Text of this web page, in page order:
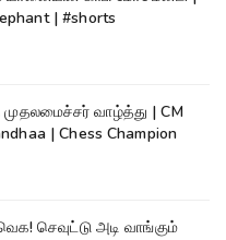
| #shorts
முதலமைச்சர் வாழ்த்து | CM
| Chess Champion
செவுட்டு அடி வாங்கும்